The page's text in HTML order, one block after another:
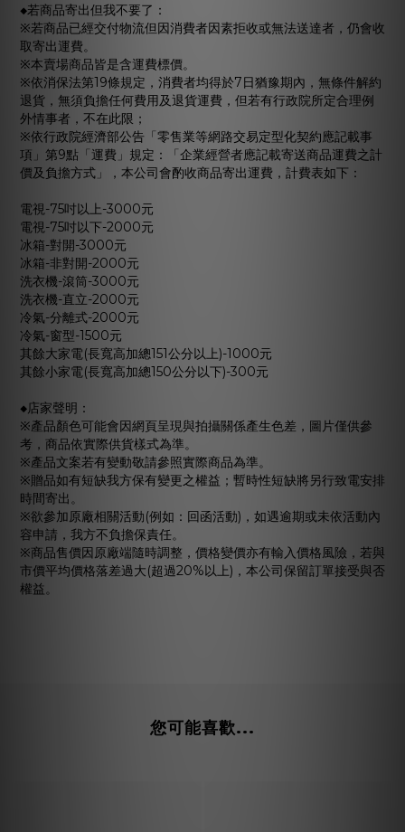
◆若商品寄出但我不要了：
※若商品已經交付物流但因消費者因素拒收或無法送達者，仍會收
取寄出運費。
※本賣場商品皆是含運費標價。
※依消保法第19條規定，消費者均得於7日猶豫期內，無條件解約
退貨，無須負擔任何費用及退貨運費，但若有行政院所定合理例
外情事者，不在此限；
※依行政院經濟部公告「零售業等網路交易定型化契約應記載事
項」第9點「運費」規定：「企業經營者應記載寄送商品運費之計
價及負擔方式」，本公司會酌收商品寄出運費，計費表如下：
電視-75吋以上-3000元
電視-75吋以下-2000元
冰箱-對開-3000元
冰箱-非對開-2000元
洗衣機-滾筒-3000元
洗衣機-直立-2000元
冷氣-分離式-2000元
冷氣-窗型-1500元
其餘大家電(長寬高加總151公分以上)-1000元
其餘小家電(長寬高加總150公分以下)-300元
◆店家聲明：
※產品顏色可能會因網頁呈現與拍攝關係產生色差，圖片僅供參
考，商品依實際供貨樣式為準。
※產品文案若有變動敬請參照實際商品為準。
※贈品如有短缺我方保有變更之權益；暫時性短缺將另行致電安排
時間寄出。
※欲參加原廠相關活動(例如：回函活動)，如遇逾期或未依活動內
容申請，我方不負擔保責任。
※商品售價因原廠端隨時調整，價格變價亦有輸入價格風險，若與
市價平均價格落差過大(超過20%以上)，本公司保留訂單接受與否
權益。
您可能喜歡...